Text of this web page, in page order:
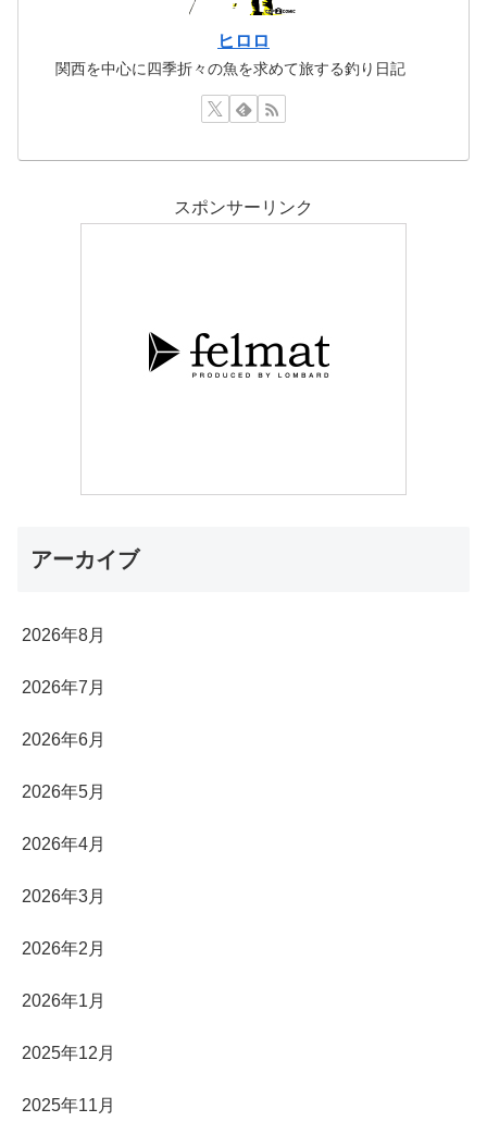
ヒロロ
関西を中心に四季折々の魚を求めて旅する釣り日記
スポンサーリンク
アーカイブ
2026年8月
2026年7月
2026年6月
2026年5月
2026年4月
2026年3月
2026年2月
2026年1月
2025年12月
2025年11月